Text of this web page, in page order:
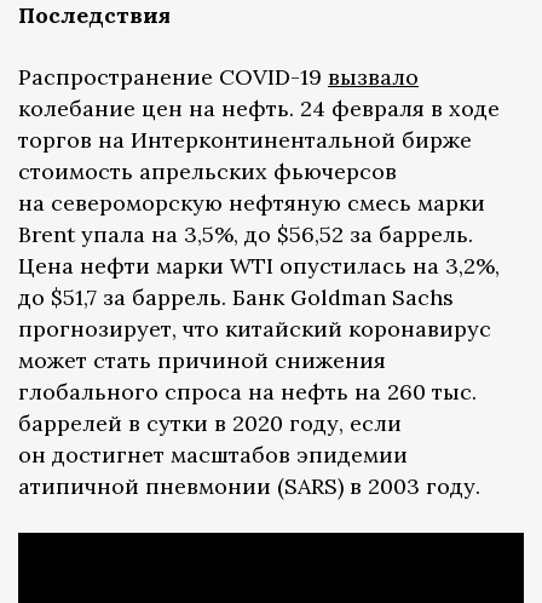
Последствия
Распространение COVID-19 вызвало
колебание цен на нефть. 24 февраля в ходе
торгов на Интерконтинентальной бирже
стоимость апрельских фьючерсов
на североморскую нефтяную смесь марки
Brent упала на 3,5%, до $56,52 за баррель.
Цена нефти марки WTI опустилась на 3,2%,
до $51,7 за баррель. Банк Goldman Sachs
прогнозирует, что китайский коронавирус
может стать причиной снижения
глобального спроса на нефть на 260 тыс.
баррелей в сутки в 2020 году, если
он достигнет масштабов эпидемии
атипичной пневмонии (SARS) в 2003 году.